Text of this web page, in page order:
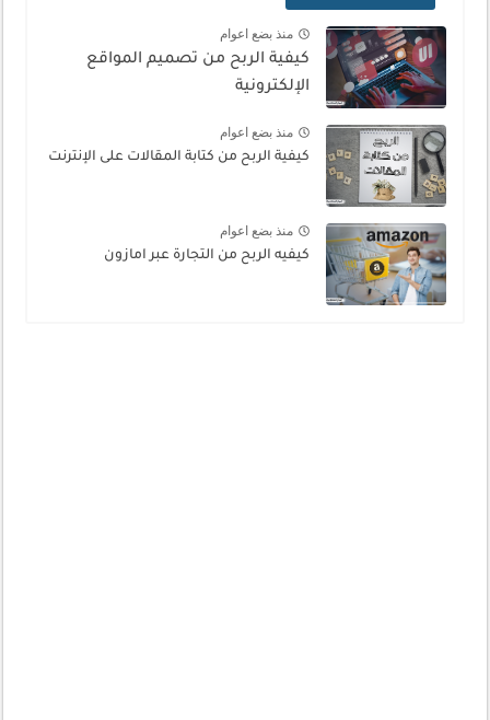
منذ بضع اعوام
كيفية الربح من تصميم المواقع
الإلكترونية
منذ بضع اعوام
كيفية الربح من كتابة المقالات على الإنترنت
منذ بضع اعوام
كيفيه الربح من التجارة عبر امازون